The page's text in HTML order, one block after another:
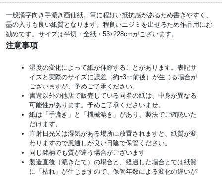
一般漢字向き手漉き画仙紙。筆に程好い抵抗感があるため書きやすく、
墨の入りも良い紙質となります。程良いニジミを出せるため作品用にお
勧めです。サイズは半切・全紙・53×228cmがございます。
注意事項
湿度の変化によって紙が伸縮することがあります。表記サ
イズと実際のサイズに誤差（約∓3㎜前後）が生じる場合が
ございますが、予めご了承ください。
書遊以外の他店で販売している同名の紙は、中身が異なる
可能性があります。予めご了承くださいませ。
紙は「手漉き」と「機械漉き」があり、製法でご確認いた
だけます。
直射日光又は湿気がある場所に放置されますと、紙質が変
わりますので風通しが良い日陰で保管ください。
同じ銘柄でも質が違う場合がございます
製造直後（漉きたて）の場合と、経過した場合とでは紙質
に「枯れ」が生じますので、保管年数による変化の違いが